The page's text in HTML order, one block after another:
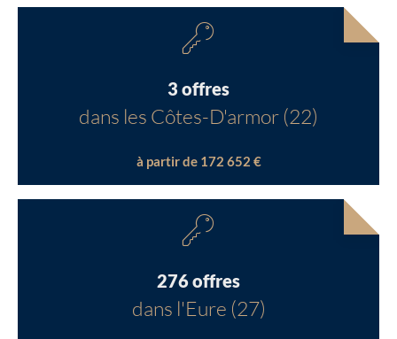
3 offres
dans les Côtes-D'armor (22)
à partir de 172 652 €
276 offres
dans l'Eure (27)